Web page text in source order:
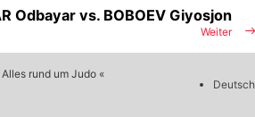
Weiter
Odbayar vs. BOBOEV Giyosjon
rund um Judo «
Deutsch